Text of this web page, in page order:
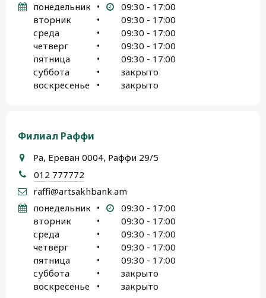
понедельник •
09:30 - 17:00
вторник
•
09:30 - 17:00
среда
•
09:30 - 17:00
четверг
•
09:30 - 17:00
пятница
•
09:30 - 17:00
суббота
•
закрыто
воскресенье
• закрыто
Филиал Раффи
Ра, Ереван 0004, Раффи 29/5
012 777772
raffi@artsakhbank.am
понедельник •
09:30 - 17:00
вторник
•
09:30 - 17:00
среда
•
09:30 - 17:00
четверг
•
09:30 - 17:00
пятница
•
09:30 - 17:00
суббота
•
закрыто
воскресенье
• закрыто